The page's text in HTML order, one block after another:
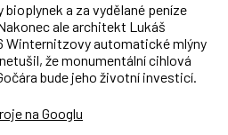
a za vydělané peníze
ale architekt Lukáš
Winternitzovy automatické mlýny
že monumentální cihlová
bude jeho životní investicí.
na Googlu